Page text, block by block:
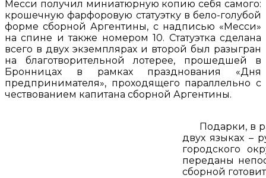
Месси получил миниатюрную копию себя самого:
крошечную фарфоровую статуэтку в бело-голубой
форме сборной Аргентины, с надписью «Месси»
на спине и также номером 10. Статуэтка сделана
всего в двух экземплярах и второй был разыгран
на благотворительной лотерее, прошедшей в
Бронницах в рамках празднования «Дня
предпринимателя», проходящего параллельно с
чествованием капитана сборной Аргентины.
Подарки, в
двух языках –
городского
переданы
сборной